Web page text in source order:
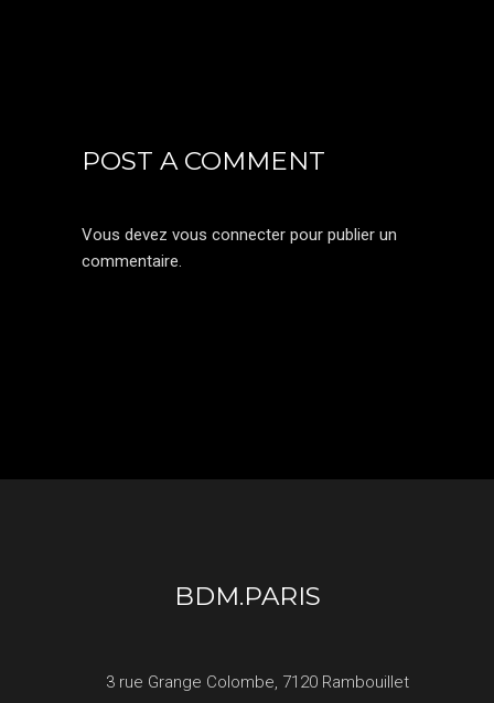
POST A COMMENT
Vous devez vous connecter pour publier un
commentaire.
BDM.PARIS
3 rue Grange Colombe, 7120 Rambouillet